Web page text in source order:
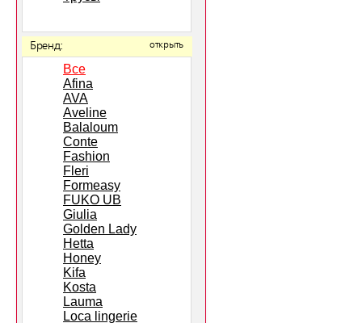
Бренд: открыть
Все
Afina
AVA
Aveline
Balaloum
Conte
Fashion
Fleri
Formeasy
FUKO UB
Giulia
Golden Lady
Hetta
Honey
Kifa
Kosta
Lauma
Loca lingerie